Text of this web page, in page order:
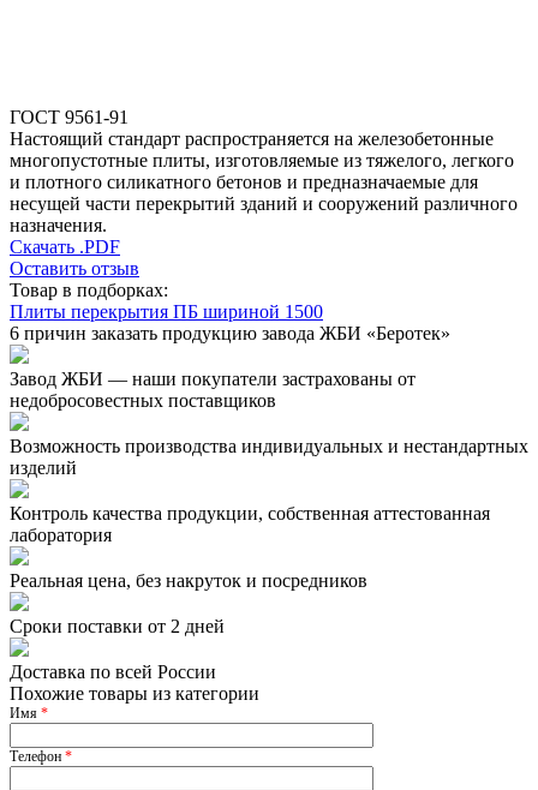
ГОСТ 9561-91
Настоящий стандарт распространяется на железобетонные
многопустотные плиты, изготовляемые из тяжелого, легкого
и плотного силикатного бетонов и предназначаемые для
несущей части перекрытий зданий и сооружений различного
назначения.
Скачать .PDF
Оставить отзыв
Товар в подборках:
Плиты перекрытия ПБ шириной 1500
6 причин заказать продукцию завода ЖБИ «Беротек»
Завод ЖБИ — наши покупатели застрахованы от
недобросовестных поставщиков
Возможность производства индивидуальных и нестандартных
изделий
Контроль качества продукции, собственная аттестованная
лаборатория
Реальная цена, без накруток и посредников
Сроки поставки от 2 дней
Доставка по всей России
Похожие товары из категории
Имя *
Телефон *